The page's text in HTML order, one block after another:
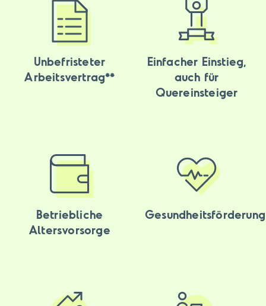
Unbefristeter
Arbeitsvertrag**
Einfacher Einstieg,
auch für
Quereinsteiger
Betriebliche
Altersvorsorge
Gesundheitsförderung